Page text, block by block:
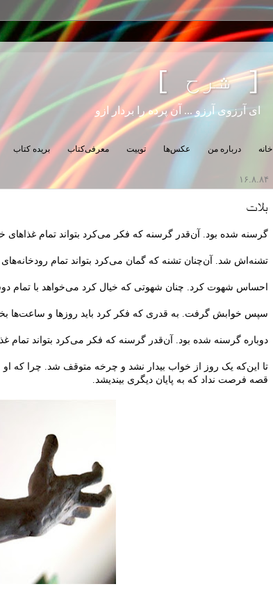
[ شرح ]
ای آرزوی آرزو ... آن پرده را بردار ازو
خانه درباره من عکس‌ها توییت معرفی‌کتاب بریده کتاب
۱۶.۸.۸۴
بلات
گرسنه شده بود. آن‌قدر گرسنه که فکر می‌کرد بتواند تمام غذاهای
تشنه‌اش شد. آن‌چنان تشنه که گمان می‌کرد بتواند تمام رودخانه‌های
احساس شهوت کرد. چنان شهوتی که خیال کرد می‌خواهد با تمام
سپس خوابش گرفت. به قدری که فکر کرد باید روزها و ساعت‌ها
دوباره گرسنه‌ شده بود. آن‌قدر گرسنه که فکر می‌کرد بتواند تمام
تا این‌که یک روز از خواب بیدار نشد و چرخه متوقف شد. چرا که
قصه فرصت نداد که به پایان دیگری بیندیشد.